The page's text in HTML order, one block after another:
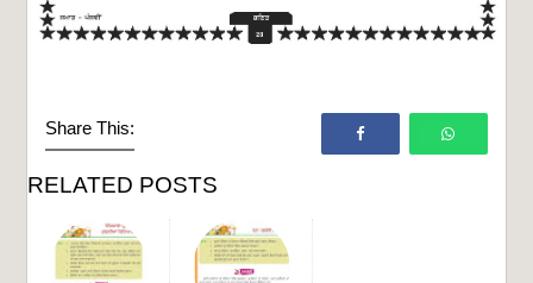
Share This:
RELATED POSTS